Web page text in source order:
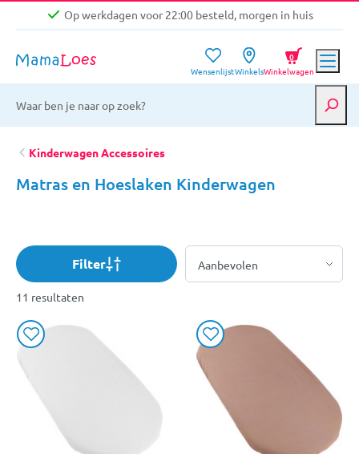
Op werkdagen voor 22:00 besteld, morgen in huis
Gratis verzending vanaf €39,-
Op werkdagen voor 22:00 besteld, morgen in huis
WensenlijstWinkelsWinkelwagen
0
Kinderwagen Accessoires
Matras en Hoeslaken Kinderwagen
Filter
11 resultaten